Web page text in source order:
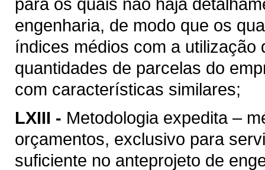
engenharia, de modo que os
índices médios com a
quantidades de parcelas do
com características similares;
LXIII - Metodologia expedita –
orçamentos, exclusivo para
suficiente no anteprojeto de